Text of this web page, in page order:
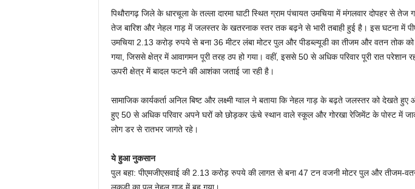
पिथौरागढ़ जिले के धारचूला के तल्ला दारमा घाटी स्थित ग्राम पंचायत उमचिया में मंगलवार दोपहर से तेज
तेज बारिश और नेहल गाड़ में जलस्तर के खतरनाक स्तर तक बढ़ने से भारी तबाही हुई है। इस घटना में
उमचिया 2.13 करोड़ रुपये से बना 36 मीटर लंबा मोटर पुल और पीडब्ल्यूडी का तीजम और वतन तोक
गया, जिससे क्षेत्र में आवागमन पूरी तरह ठप हो गया। वहीं, इससे 50 से अधिक परिवार पूरी रात परेशान
ऊपरी क्षेत्र में बादल फटने की आशंका जताई जा रही है।
सामाजिक कार्यकर्ता अनिल बिष्ट और लक्ष्मी ग्वाल ने बताया कि नेहल गाड़ के बढ़ते जलस्तर को देखते
हुए 50 से अधिक परिवार अपने घरों को छोड़कर ऊंचे स्थान वाले स्कूल और गोरखा रेजिमेंट के पोस्ट में
लोग डर से रातभर जागते रहे।
ये हुआ नुकसान
पुल बहा: पीएमजीएसवाई की 2.13 करोड़ रुपये की लागत से बना 47 टन वजनी मोटर पुल और तीजम-